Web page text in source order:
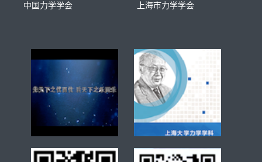
中国力学学会 上海市力学学会